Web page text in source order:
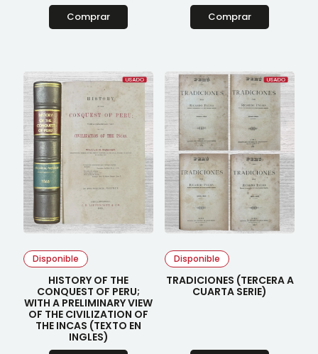
Comprar Comprar
Disponible
HISTORY OF THE
CONQUEST OF PERU;
WITH A PRELIMINARY VIEW
OF THE CIVILIZATION OF
THE INCAS (TEXTO EN
INGLES)
Disponible
TRADICIONES (TERCERA A
CUARTA SERIE)